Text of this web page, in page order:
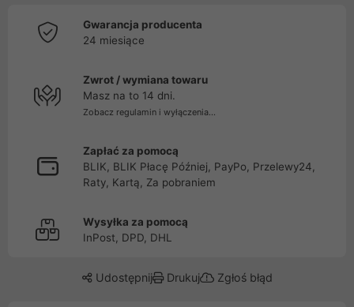
Gwarancja producenta
24 miesiące
Zwrot / wymiana towaru
Masz na to 14 dni.
Zobacz regulamin i wyłączenia...
Zapłać za pomocą
BLIK, BLIK Płacę Później, PayPo, Przelewy24,
Raty, Kartą, Za pobraniem
Wysyłka za pomocą
InPost, DPD, DHL
Udostępnij Drukuj Zgłoś błąd